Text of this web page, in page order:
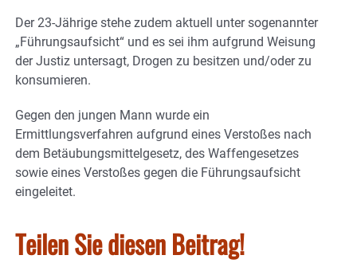
Der 23-Jährige stehe zudem aktuell unter sogenannter
„Führungsaufsicht“ und es sei ihm aufgrund Weisung
der Justiz untersagt, Drogen zu besitzen und/oder zu
konsumieren.
Gegen den jungen Mann wurde ein
Ermittlungsverfahren aufgrund eines Verstoßes nach
dem Betäubungsmittelgesetz, des Waffengesetzes
sowie eines Verstoßes gegen die Führungsaufsicht
eingeleitet.
Teilen Sie diesen Beitrag!